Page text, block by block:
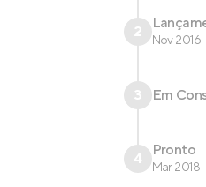
2 Nov 2016
3 Em
4 Pronto
Mar 2018